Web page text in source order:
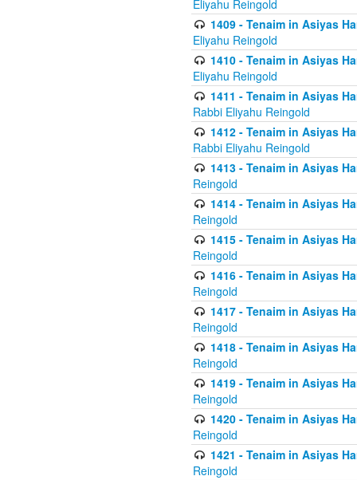
Eliyahu Reingold
1409 - Tenaim in Asiyas
Eliyahu Reingold
1410 - Tenaim in Asiyas
Eliyahu Reingold
1411 - Tenaim in Asiyas
Rabbi Eliyahu Reingold
1412 - Tenaim in Asiyas
Rabbi Eliyahu Reingold
1413 - Tenaim in Asiyas
Reingold
1414 - Tenaim in Asiyas
Reingold
1415 - Tenaim in Asiyas
Reingold
1416 - Tenaim in Asiyas
Reingold
1417 - Tenaim in Asiyas
Reingold
1418 - Tenaim in Asiyas
Reingold
1419 - Tenaim in Asiyas
Reingold
1420 - Tenaim in Asiyas
Reingold
1421 - Tenaim in Asiyas
Reingold